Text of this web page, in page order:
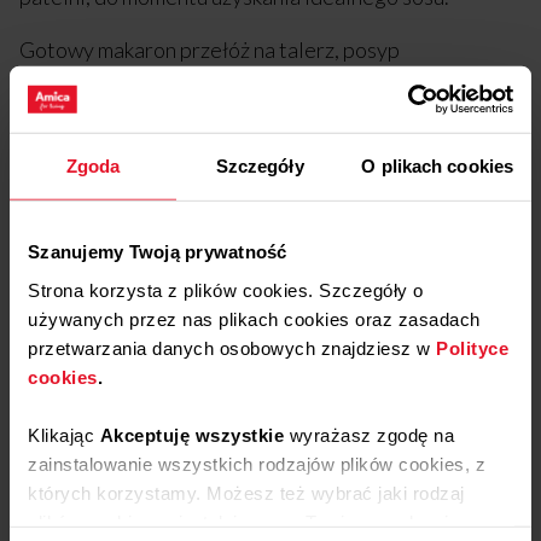
Zgoda Szczegóły O plikach cookies
Szanujemy Twoją prywatność
Strona korzysta z plików cookies. Szczegóły o
używanych przez nas plikach cookies oraz zasadach
przetwarzania danych osobowych znajdziesz w Polityce
cookies
Klikając Akceptuję wszystkie wyrażasz zgodę na
zainstalowanie wszystkich rodzajów plików cookies, z
których korzystamy. Możesz też wybrać jaki rodzaj
Gotowy makaron przełóż na talerz, posyp
parmezanem i świeżą natką pietruszki Całość oprósz
pieprzem dla dekoracji. Gotowe. Smacznego!
SOS BARBECUE
Rodzaj dania:
Przystawka
Kuchnia amerykańska